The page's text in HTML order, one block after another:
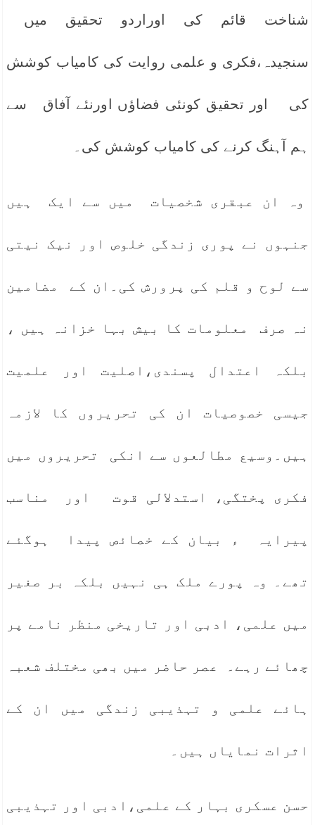
شناخت قائم کی اوراردو تحقیق میں
سنجیدہ،فکری و علمی روایت کی کامیاب کوشش
کی اور تحقیق کونئی فضاؤں اورنئے آفاق سے
ہم آہنگ کرنے کی کامیاب کوشش کی۔
وہ ان عبقری شخصیات میں سے ایک ہیں
جنہوں نے پوری زندگی خلوص اور نیک نیتی
سے لوح و قلم کی پرورش کی۔ان کے مضامین
نہ صرف معلومات کا بیش بہا خزانہ ہیں ،
بلکہ اعتدال پسندی،اصلیت اور علمیت
جیسی خصوصیات ان کی تحریروں کا لازمہ
ہیں۔وسیع مطالعوں سے انکی تحریروں میں
فکری پختگی، استدلالی قوت اور مناسب
پیرایہ ء بیان کے خصائص پیدا ہوگئے
تھے۔ وہ پورے ملک ہی نہیں بلکہ بر صغیر
میں علمی، ادبی اور تاریخی منظر نامے پر
چھائے رہے۔ عصر حاضر میں بھی مختلف شعبہ
ہائے علمی و تہذیبی زندگی میں ان کے
اثرات نمایاں ہیں۔
حسن عسکری بہار کے علمی،ادبی اور تہذیبی